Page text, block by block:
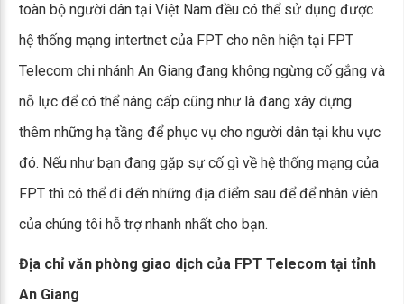
toàn bộ người dân tại Việt Nam đều có thể sử dụng được
hệ thống mạng intertnet của FPT cho nên hiện tại FPT
Telecom chi nhánh An Giang đang không ngừng cố gắng và
nỗ lực để có thể nâng cấp cũng như là đang xây dựng
thêm những hạ tầng để phục vụ cho người dân tại khu vực
đó. Nếu như bạn đang gặp sự cố gì về hệ thống mạng của
FPT thì có thể đi đến những địa điểm sau để để nhân viên
của chúng tôi hỗ trợ nhanh nhất cho bạn.
Địa chỉ văn phòng giao dịch của FPT Telecom tại tỉnh
An Giang